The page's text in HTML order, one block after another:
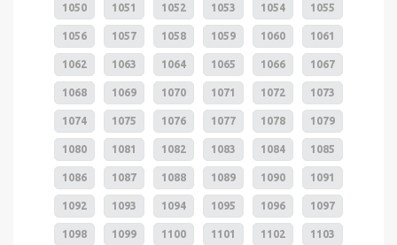
1050 1051 1052 1053 1054 1055
1056 1057 1058 1059 1060 1061
1062 1063 1064 1065 1066 1067
1068 1069 1070 1071 1072 1073
1074 1075 1076 1077 1078 1079
1080 1081 1082 1083 1084 1085
1086 1087 1088 1089 1090 1091
1092 1093 1094 1095 1096 1097
1098 1099 1100 1101 1102 1103